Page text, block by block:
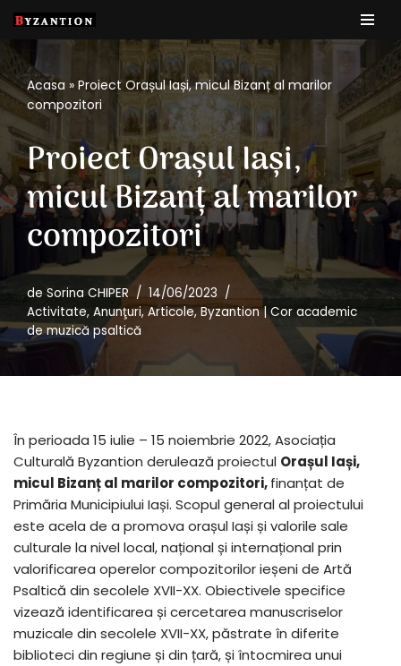
la
conținut
Acasa » Proiect Orașul Iași, micul Bizanț al marilor
compozitori
Proiect Orașul Iași,
micul Bizanț al marilor
compozitori
deSorina CHIPER
14/06/2023
Activitate, Anunţuri,Articole,Byzantion | Cor academic
de muzică psaltică
În perioada 15 iulie – 15 noiembrie 2022, Asociația
Culturală Byzantion derulează proiectul Orașul Iași,
micul Bizanț al marilor compozitori,finanțat de
Primăria Municipiului Iași. Scopul general al proiectului
este acela de a promova orașul Iași și valorile sale
culturale la nivel local, național și internațional prin
valorificarea operelor compozitorilor ieșeni de Artă
Psaltică din secolele XVII-XX. Obiectivele specifice
vizează identificarea și cercetarea manuscriselor
muzicale din secolele XVII-XX, păstrate în diferite
biblioteci din regiune și din țară, și întocmirea unui